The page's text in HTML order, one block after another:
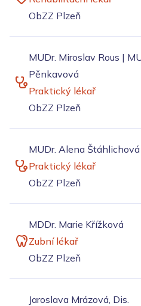
ObZZ Plzeň
MUDr. Miroslav Rous |
Pěnkavová
Praktický lékař
ObZZ Plzeň
MUDr. Alena Štáhlichová
Praktický lékař
ObZZ Plzeň
MDDr. Marie Křížková
Zubní lékař
ObZZ Plzeň
Jaroslava Mrázová, Dis.